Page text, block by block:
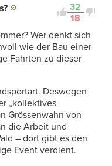
32
18
Wer denkt sich
wie der Bau einer
Fahrten zu dieser
Deswegen
„kollektives
Grössenwahn von
die Arbeit und
– dort gibt es den
Event verdient.